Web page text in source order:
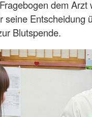
dem Arzt
seine Entscheidung
Blutspende.